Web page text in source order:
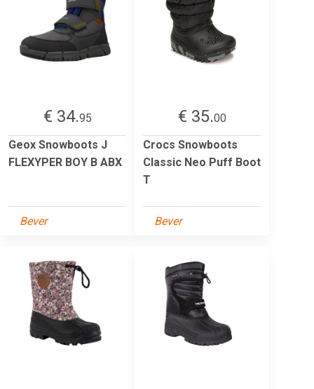
€ 34.95
Geox Snowboots J
FLEXYPER BOY B ABX
Bever
€ 35.00
Crocs Snowboots
Classic Neo Puff Boot
T
Bever